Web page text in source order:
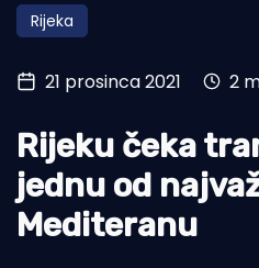
Ribolov
Ekologija
Rijeka
21 prosinca 2021 2
Rijeku čeka
jednu od
Mediteranu